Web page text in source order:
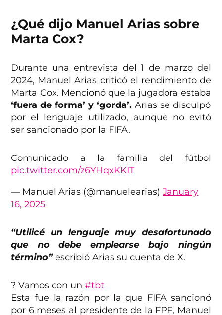
¿Qué dijo Manuel Arias sobre
Marta Cox?
Durante una entrevista del 1 de marzo del
2024, Manuel Arias criticó el rendimiento de
Marta Cox. Mencionó que la jugadora estaba
‘fuera de forma’ y ‘gorda’. Arias se disculpó
por el lenguaje utilizado, aunque no evitó
ser sancionado por la FIFA.
Comunicado a la familia del fútbol
pic.twitter.com/z6YHqxKKIT
— Manuel Arias (@manuelearias)January
16, 2025
“Utilicé un lenguaje muy desafortunado
que no debe emplearse bajo ningún
término”escribió Arias su cuenta de X.
? Vamos con un#tbt
Esta fue la razón por la que FIFA sancionó
por 6 meses al presidente de la FPF, Manuel